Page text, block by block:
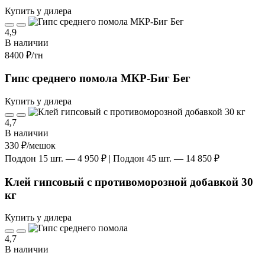
Купить у дилера
4,9
В наличии
8400 ₽/тн
Гипс среднего помола МКР-Биг Бег
Купить у дилера
4,7
В наличии
330 ₽/мешок
Поддон 15 шт. — 4 950 ₽ | Поддон 45 шт. — 14 850 ₽
Клей гипсовый с противоморозной добавкой 30
кг
Купить у дилера
4,7
В наличии